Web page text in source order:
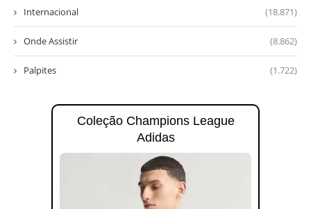
Internacional (18.871)
Onde Assistir (8.862)
Palpites (1.722)
Coleção Champions League
Adidas